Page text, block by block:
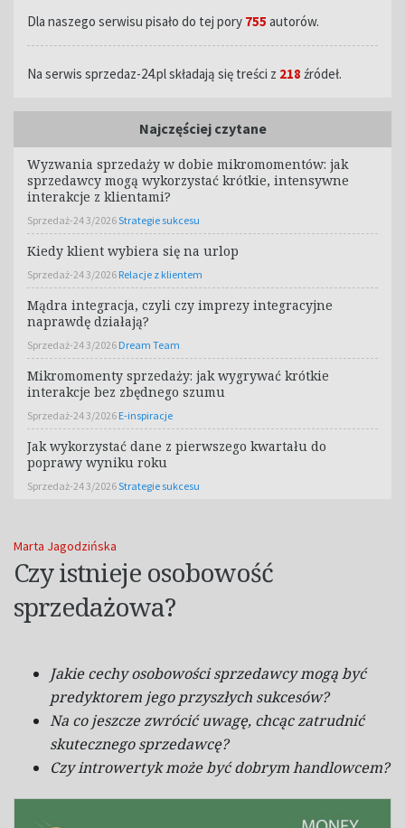
Marta Jagodzińska
Czy istnieje osobowość
sprzedażowa?
Jakie cechy osobowości sprzedawcy mogą być
predyktorem jego przyszłych sukcesów?
Na co jeszcze zwrócić uwagę, chcąc zatrudnić
skutecznego sprzedawcę?
Czy introwertyk może być dobrym handlowcem?
Dla naszego serwisu pisało do tej pory 755 autorów.
Na serwis sprzedaz-24.pl składają się treści z 218 źródeł.
Najczęściej czytane
Wyzwania sprzedaży w dobie mikromomentów: jak
sprzedawcy mogą wykorzystać krótkie, intensywne
interakcje z klientami?
Sprzedaż-24 3/2026Strategie sukcesu
Kiedy klient wybiera się na urlop
Sprzedaż-24 3/2026 Relacje z klientem
Mądra integracja, czyli czy imprezy integracyjne
naprawdę działają?
Sprzedaż-24 3/2026 Dream Team
Mikromomenty sprzedaży: jak wygrywać krótkie
interakcje bez zbędnego szumu
Sprzedaż-24 3/2026 E-inspiracje
Jak wykorzystać dane z pierwszego kwartału do
poprawy wyniku roku
Sprzedaż-24 3/2026Strategie sukcesu